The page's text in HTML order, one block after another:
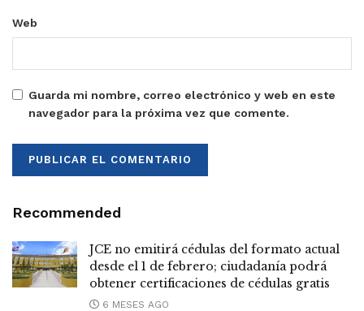
Web
Guarda mi nombre, correo electrónico y web en este
navegador para la próxima vez que comente.
Recommended
JCE no emitirá cédulas del formato actual
desde el 1 de febrero; ciudadanía podrá
obtener certificaciones de cédulas gratis
6 MESES AGO